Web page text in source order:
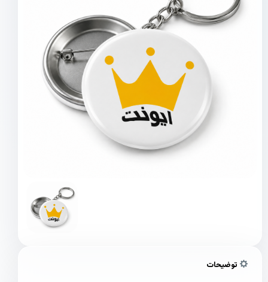
توضیحات